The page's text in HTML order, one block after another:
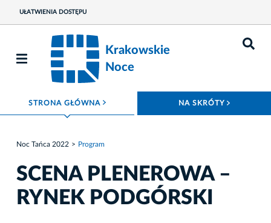
UŁATWIENIA DOSTĘPU
Krakowskie
Noce
STRONA GŁÓWNA ROZWIŃ MENU NA SKRÓTY
Noc Tańca 2022 Program
SCENA PLENEROWA –
RYNEK PODGÓRSKI